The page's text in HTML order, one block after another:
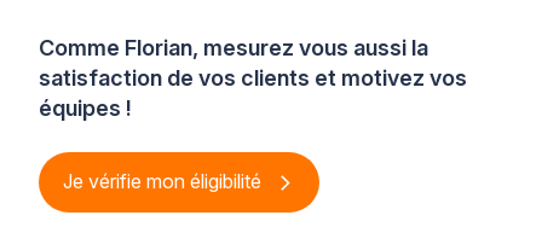
Comme Florian, mesurez vous aussi la
satisfaction de vos clients et motivez vos
équipes !
Je vérifie mon éligibilité